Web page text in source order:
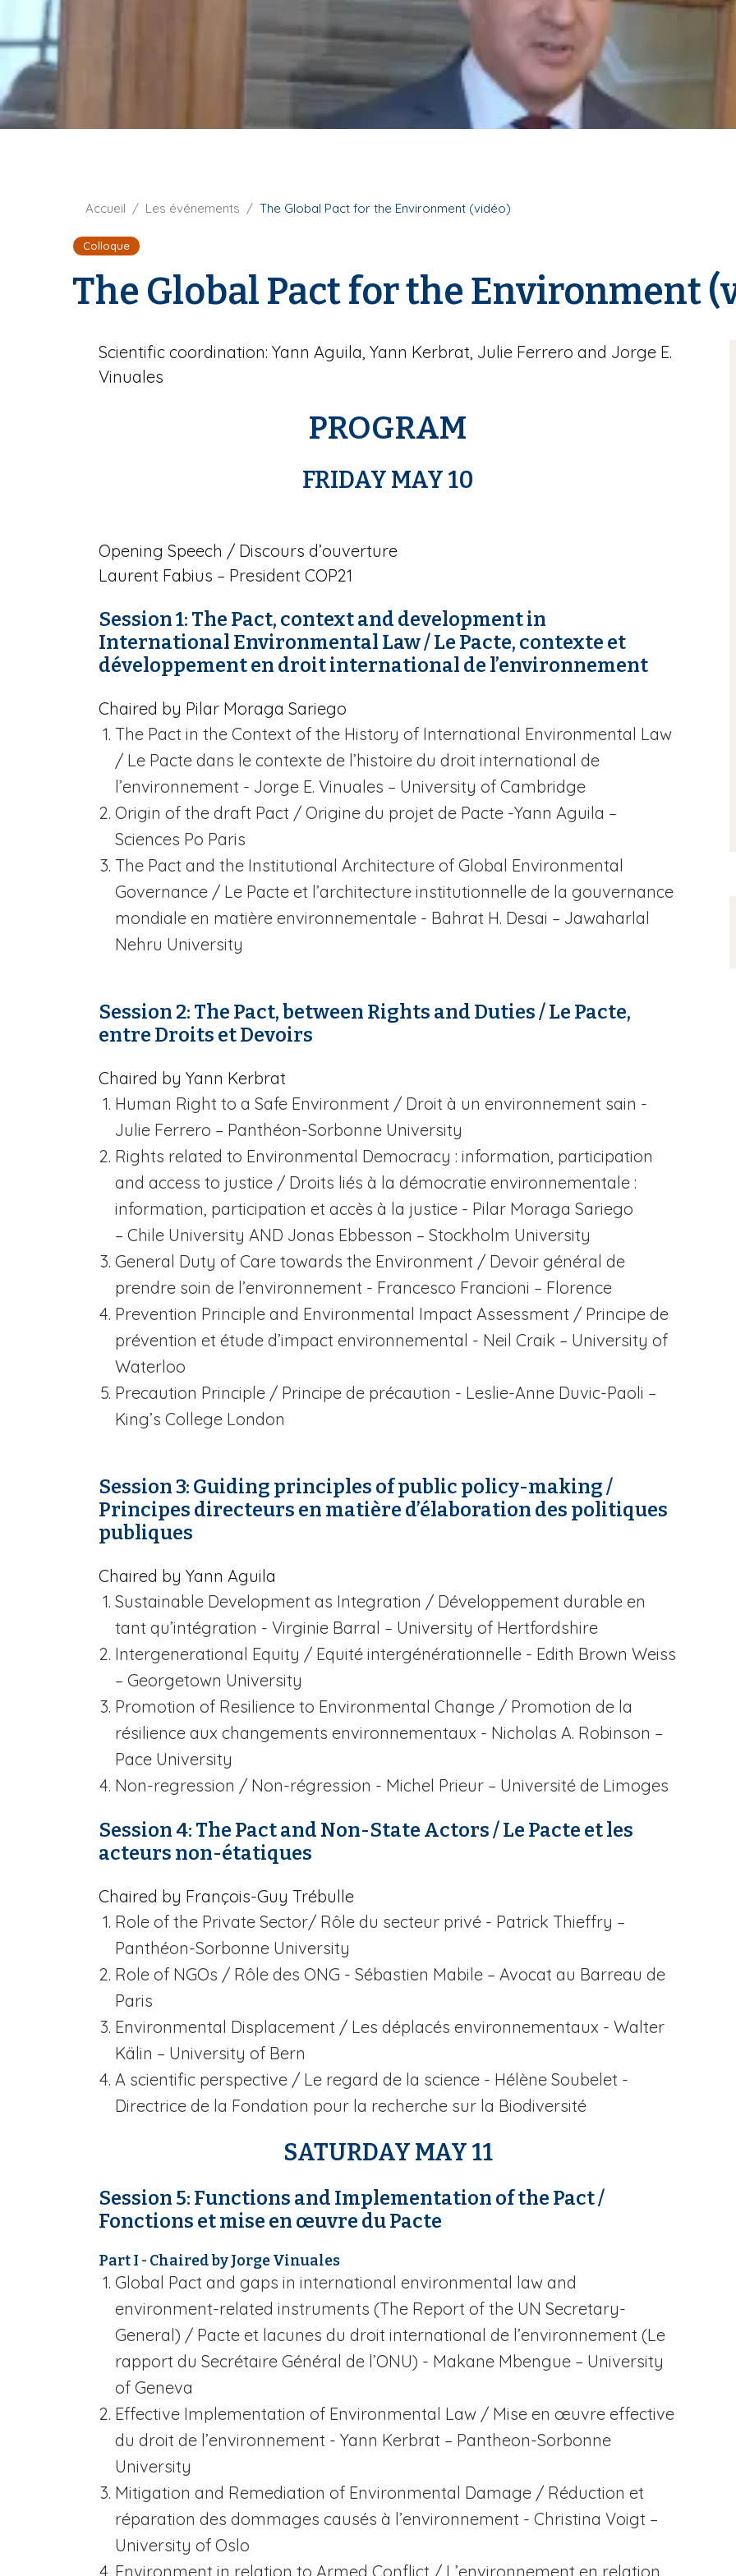
p
u
F
l
A
Accueil Les événements The Global Pact for the Environment (vidéo)
Colloque
The Global Pact for the Environment
Scientific coordination: Yann Aguila, Yann Kerbrat, Julie Ferrero and Jorge E.
Vinuales
PROGRAM
FRIDAY MAY 10
Opening Speech / Discours d’ouverture
Laurent Fabius – President COP21
Session 1: The Pact, context and development in
International Environmental Law/ Le Pacte, contexte et
développement en droit international de l’environnement
Chaired by Pilar Moraga Sariego
The Pact in the Context of the History of International Environmental Law
/ Le Pacte dans le contexte de l’histoire du droit international de
l’environnement - Jorge E. Vinuales – University of Cambridge
Origin of the draft Pact / Origine du projet de Pacte -Yann Aguila –
Sciences Po Paris
The Pact and the Institutional Architecture of Global Environmental
Governance / Le Pacte et l’architecture institutionnelle de la gouvernance
mondiale en matière environnementale - Bahrat H. Desai – Jawaharlal
Nehru University
Session 2: The Pact, between Rights and Duties / Le Pacte,
entre Droits et Devoirs
Chaired by Yann Kerbrat
Human Right to a Safe Environment / Droit à un environnement sain -
Julie Ferrero – Panthéon-Sorbonne University
Rights related to Environmental Democracy : information, participation
and access to justice / Droits liés à la démocratie environnementale :
information, participation et accès à la justice - Pilar Moraga Sariego
– Chile University AND Jonas Ebbesson – Stockholm University
General Duty of Care towards the Environment / Devoir général de
prendre soin de l’environnement - Francesco Francioni – Florence
Prevention Principle and Environmental Impact Assessment / Principe de
prévention et étude d’impact environnemental - Neil Craik – University of
Waterloo
Precaution Principle / Principe de précaution - Leslie-Anne Duvic-Paoli –
King’s College London
Session 3: Guiding principles of public policy-making /
Principes directeurs en matière d’élaboration des politiques
publiques
Chaired by Yann Aguila
Sustainable Development as Integration / Développement durable en
tant qu’intégration - Virginie Barral – University of Hertfordshire
Intergenerational Equity / Equité intergénérationnelle - Edith Brown Weiss
– Georgetown University
Promotion of Resilience to Environmental Change / Promotion de la
résilience aux changements environnementaux - Nicholas A. Robinson –
Pace University
Non-regression / Non-régression - Michel Prieur – Université de Limoges
Session 4: The Pact and Non-State Actors / Le Pacte et les
acteurs non-étatiques
Chaired by François-Guy Trébulle
Role of the Private Sector/ Rôle du secteur privé - Patrick Thieffry –
Panthéon-Sorbonne University
Role of NGOs / Rôle des ONG - Sébastien Mabile – Avocat au Barreau de
Paris
Environmental Displacement / Les déplacés environnementaux - Walter
Kälin – University of Bern
A scientific perspective / Le regard de la science - Hélène Soubelet -
Directrice de la Fondation pour la recherche sur la Biodiversité
SATURDAY MAY 11
Session 5: Functions and Implementation of the Pact /
Fonctions et mise en œuvre du Pacte
Part I - Chaired by Jorge Vinuales
Global Pact and gaps in international environmental law and
environment-related instruments (The Report of the UN Secretary-
General) / Pacte et lacunes du droit international de l’environnement (Le
rapport du Secrétaire Général de l’ONU) - Makane Mbengue – University
of Geneva
Effective Implementation of Environmental Law / Mise en œuvre effective
du droit de l’environnement - Yann Kerbrat – Pantheon-Sorbonne
University
Mitigation and Remediation of Environmental Damage / Réduction et
réparation des dommages causés à l’environnement - Christina Voigt –
University of Oslo
Environment in relation to Armed Conflict / L’environnement en relation